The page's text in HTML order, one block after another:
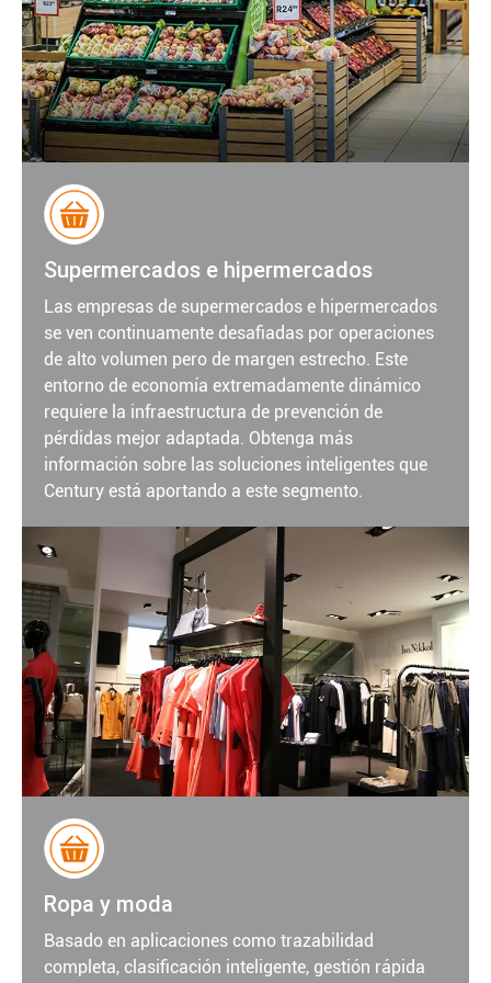
Supermercados e hipermercados
Las empresas de supermercados e hipermercados
se ven continuamente desafiadas por operaciones
de alto volumen pero de margen estrecho. Este
entorno de economía extremadamente dinámico
requiere la infraestructura de prevención de
pérdidas mejor adaptada. Obtenga más
información sobre las soluciones inteligentes que
Century está aportando a este segmento.
Ropa y moda
Basado en aplicaciones como trazabilidad
completa, clasificación inteligente, gestión rápida